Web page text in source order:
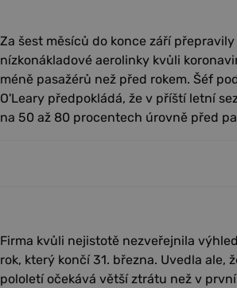
Za šest měsíců do konce září
nízkonákladové aerolinky kvůli
méně pasažérů než před rokem. Šéf
O'Leary předpokládá, že v příští letní
na 50 až 80 procentech úrovně před
Firma kvůli nejistotě nezveřejnila
rok, který končí 31. března. Uvedla ale,
pololetí očekává větší ztrátu než v